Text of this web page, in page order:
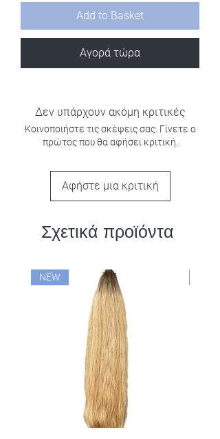
Add to Basket
Αγορά τώρα
Δεν υπάρχουν ακόμη κριτικές
Κοινοποιήστε τις σκέψεις σας. Γίνετε ο
πρώτος που θα αφήσει κριτική.
Αφήστε μια κριτική
Σχετικά προϊόντα
NEW